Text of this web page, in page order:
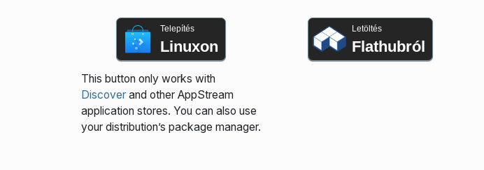
Telepítés
Linuxon
This button only works with
Discoverand other AppStream
application stores. You can also use
your distribution’s package manager.
Letöltés
Flathubról